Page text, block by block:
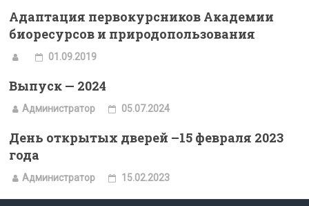
Адаптация первокурсников Академии
биоресурсов и природопользования
01.09.2019
Выпуск — 2024
Администратор 05.07.2024
День открытых дверей –15 февраля 2023
года
Администратор 15.02.2023